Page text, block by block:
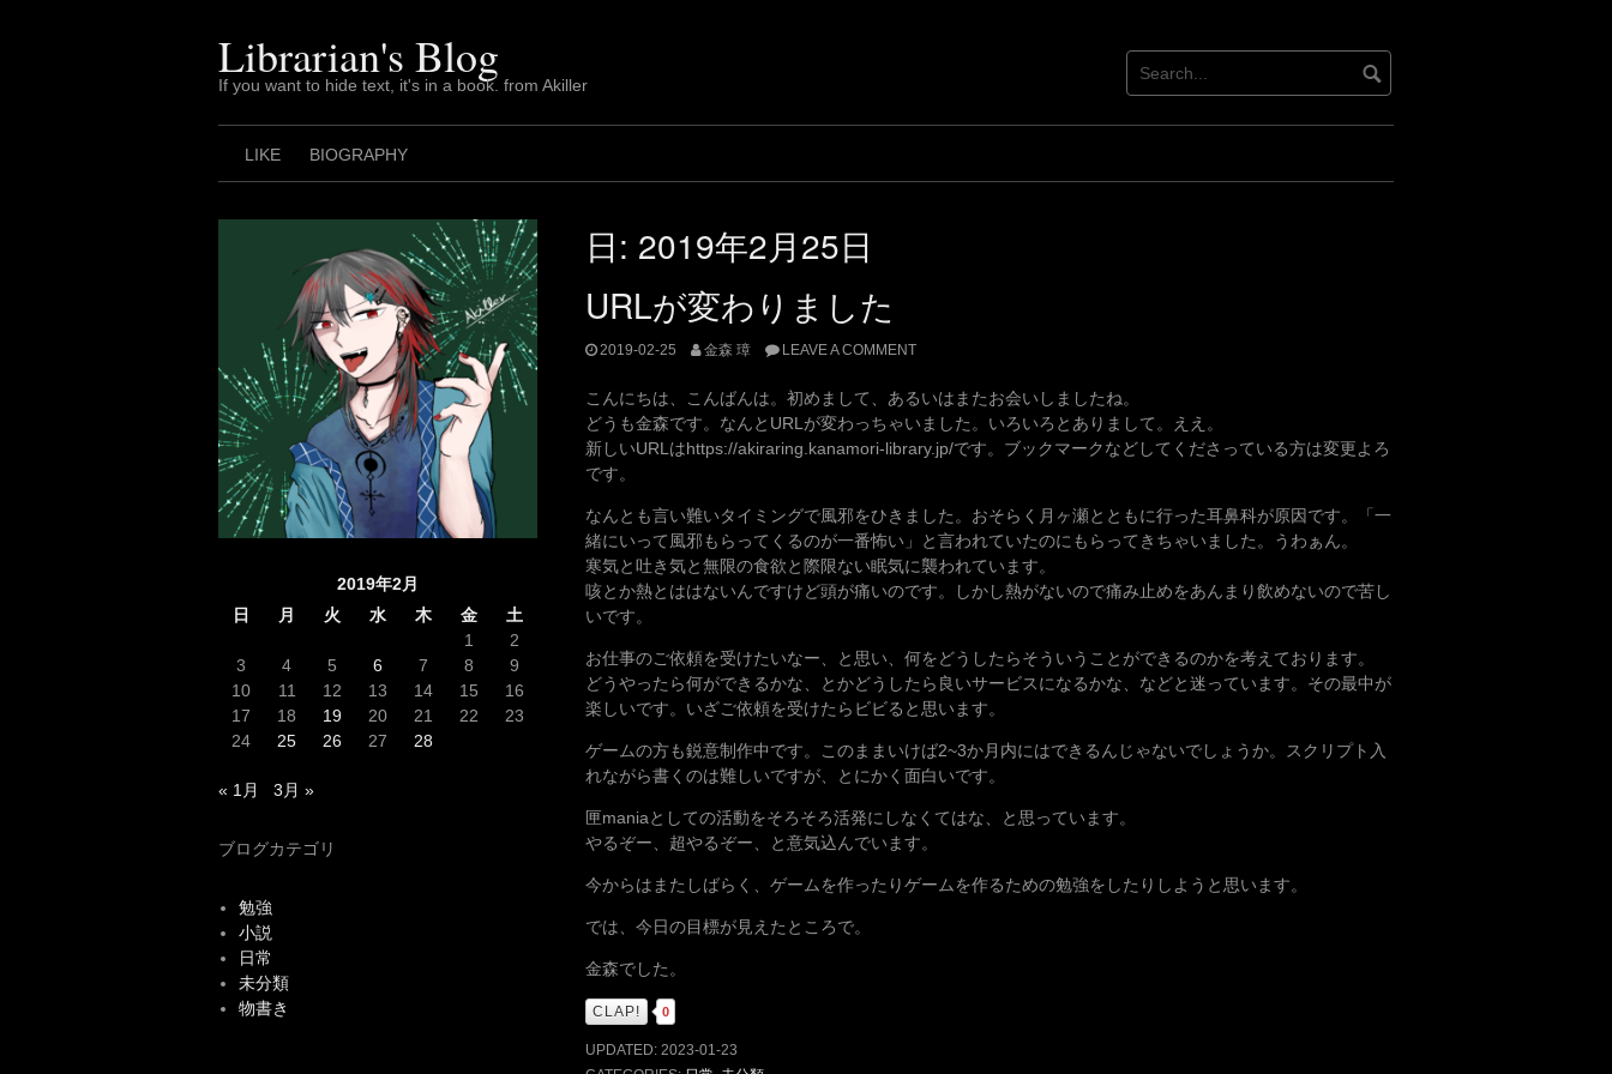
Librarian's Blog
If you want to hide text, it's in a book. from Akiller
LIKE BIOGRAPHY
日: 2019年2月25日
URLが変わりました
2019-02-25 金森 璋 LEAVE A COMMENT
こんにちは、こんばんは。初めまして、あるいはまたお会いしましたね。
どうも金森です。なんとURLが変わっちゃいました。いろいろとありまして。ええ。
新しいURLはhttps://akiraring.kanamori-library.jp/です。ブックマークなどしてくださっている方は変更よろ
です。
なんとも言い難いタイミングで風邪をひきました。おそらく月ヶ瀬とともに行った耳鼻科が原因です。「一
緒にいって風邪もらってくるのが一番怖い」と言われていたのにもらってきちゃいました。うわぁん。
寒気と吐き気と無限の食欲と際限ない眠気に襲われています。
咳とか熱とははないんですけど頭が痛いのです。しかし熱がないので痛み止めをあんまり飲めないので苦し
いです。
お仕事のご依頼を受けたいなー、と思い、何をどうしたらそういうことができるのかを考えております。
どうやったら何ができるかな、とかどうしたら良いサービスになるかな、などと迷っています。その最中が
楽しいです。いざご依頼を受けたらビビると思います。
ゲームの方も鋭意制作中です。このままいけば2~3か月内にはできるんじゃないでしょうか。スクリプト入
れながら書くのは難しいですが、とにかく面白いです。
匣maniaとしての活動をそろそろ活発にしなくてはな、と思っています。
やるぞー、超やるぞー、と意気込んでいます。
今からはまたしばらく、ゲームを作ったりゲームを作るための勉強をしたりしようと思います。
では、今日の目標が見えたところで。
金森でした。
CLAP! 0
UPDATED: 2023-01-23
2019年2月
日
月 火 水 木 金
土
1
2
3
4 5 6 7 8
9
10
11 12 13 14 15
16
17
18 19 20 21 22
23
24
25 26 27 28
« 1月 3月 »
ブログカテゴリ
勉強
小説
日常
未分類
物書き